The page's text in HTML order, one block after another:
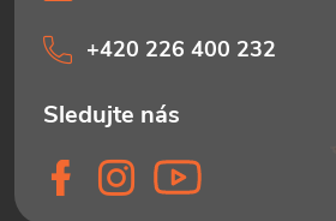
+420 226 400 232